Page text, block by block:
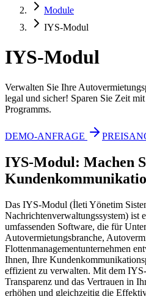
Module
IYS-Modul
IYS-Modul
Verwalten Sie Ihre
legal und sicher! Sparen Sie Zeit
Programms.
DEMO-ANFRAGE
IYS-Modul: Machen
Das IYS-Modul (İleti Yönetim
Nachrichtenverwaltungssystem) ist
umfassenden Software, die für
Autovermietungsbranche,
Flottenmanagementunternehmen
Ihnen, Ihre
effizient zu verwalten. Mit dem
Transparenz und das Vertrauen in
erhöhen und gleichzeitig die